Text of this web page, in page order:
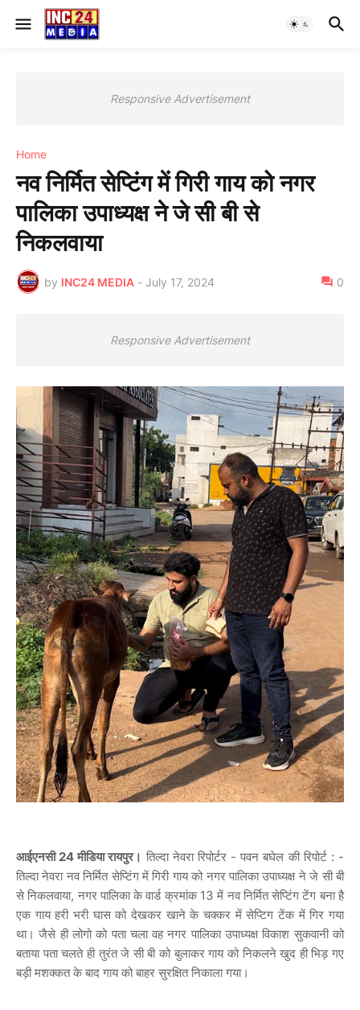
Responsive Advertisement
Home
नव निर्मित सेप्टिंग में गिरी गाय को नगर
पालिका उपाध्यक्ष ने जे सी बी से
निकलवाया
by INC24 MEDIA - July 17, 2024 0
Responsive Advertisement
आईएनसी 24 मीडिया रायपुर। तिल्दा नेवरा रिपोर्टर - पवन बघेल की रिपोर्ट : -
तिल्दा नेवरा नव निर्मित सेप्टिंग में गिरी गाय को नगर पालिका उपाध्यक्ष ने जे सी बी
से निकलवाया, नगर पालिका के वार्ड क्रमांक 13 में नव निर्मित सेप्टिंग टेंग बना है
एक गाय हरी भरी घास को देखकर खाने के चक्कर में सेप्टिग टेंक में गिर गया
था। जैसे ही लोगो को पता चला वह नगर पालिका उपाध्यक्ष विकाश सुकवानी को
बताया पता चलते ही तुरंत जे सी बी को बुलाकर गाय को निकलने खुद ही भिड़ गए
बड़ी मशक्कत के बाद गाय को बाहर सुरक्षित निकाला गया।